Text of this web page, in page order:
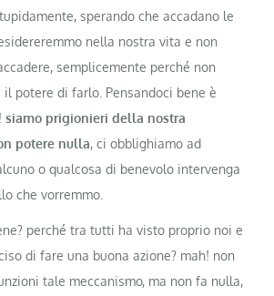
sperando che accadano le
nella nostra vita e non
semplicemente perché non
potere di farlo. Pensandoci bene è
siamo prigionieri della nostra
potere nulla, ci obblighiamo ad
o qualcosa di benevolo intervenga
che vorremmo.
perché tra tutti ha visto proprio noi e
di fare una buona azione? mah! non
tale meccanismo, ma non fa nulla,